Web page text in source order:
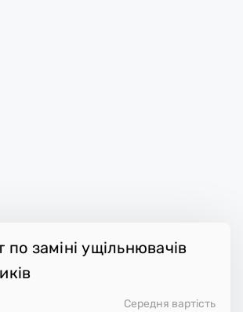
заміні ущільнювачів
Середня вартість